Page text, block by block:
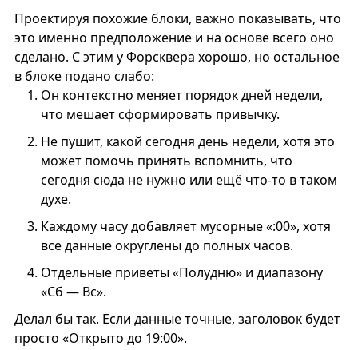
Проектируя похожие блоки, важно показывать, что
это именно предположение и на основе всего оно
сделано. С этим у Форсквера хорошо, но остальное
в блоке подано слабо:
Он контекстно меняет порядок дней недели,
что мешает сформировать привычку.
Не пушит, какой сегодня день недели, хотя это
может помочь принять вспомнить, что
сегодня сюда не нужно или ещё что-то в таком
духе.
Каждому часу добавляет мусорные «:00», хотя
все данные округлены до полных часов.
Отдельные приветы «Полудню» и диапазону
«Сб — Вс».
Делал бы так. Если данные точные, заголовок будет
просто «Открыто до 19:00».